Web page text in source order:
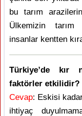
bu tarım
Ülkemizin tarım
insanlar kentten
Türkiye’de kır
faktörler etkilidir?
Cevap: Eskisi
ihtiyaç